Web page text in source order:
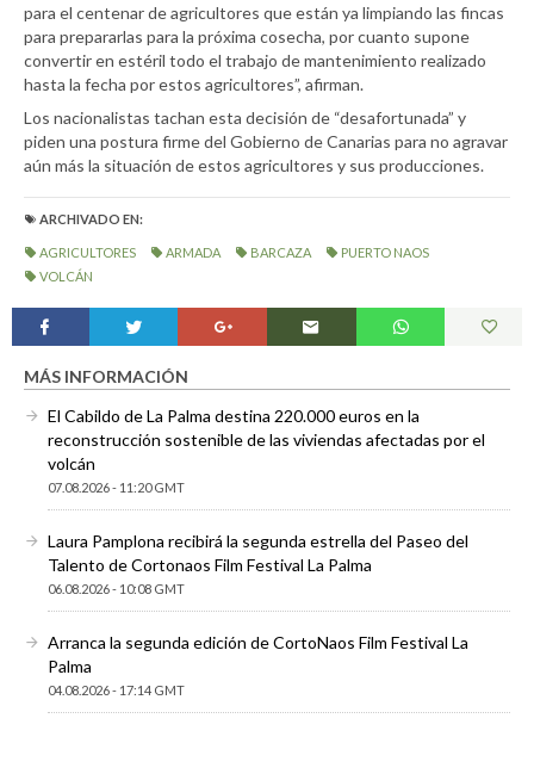
para el centenar de agricultores que están ya limpiando las fincas
para prepararlas para la próxima cosecha, por cuanto supone
convertir en estéril todo el trabajo de mantenimiento realizado
hasta la fecha por estos agricultores”, afirman.
Los nacionalistas tachan esta decisión de “desafortunada” y
piden una postura firme del Gobierno de Canarias para no agravar
aún más la situación de estos agricultores y sus producciones.
ARCHIVADO EN:
AGRICULTORES ARMADA BARCAZA
PUERTO NAOS
VOLCÁN
MÁS INFORMACIÓN
El Cabildo de La Palma destina 220.000 euros en la
reconstrucción sostenible de las viviendas afectadas por el
volcán
07.08.2026 - 11:20 GMT
Laura Pamplona recibirá la segunda estrella del Paseo del
Talento de Cortonaos Film Festival La Palma
06.08.2026 - 10:08 GMT
Arranca la segunda edición de CortoNaos Film Festival La
Palma
04.08.2026 - 17:14 GMT